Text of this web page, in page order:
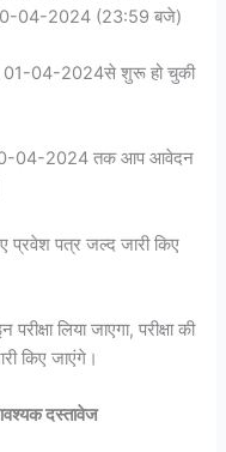
04-2024 (23:59 बजे)
01-04-2024से शुरू हो चुकी
30-04-2024 तक आप आवेदन
प्रवेश पत्र जल्द जारी किए
लिया जाएगा, परीक्षा की
किए जाएंगे।
दस्तावेज